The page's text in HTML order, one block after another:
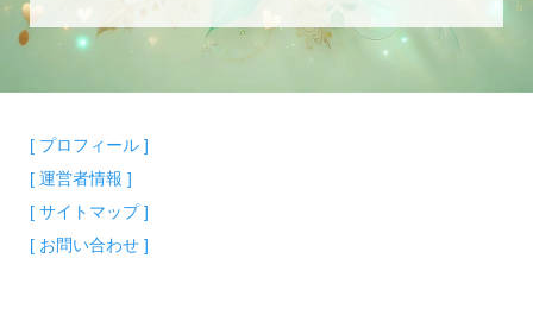
[ プロフィール ]
[ 運営者情報 ]
[ サイトマップ ]
[ お問い合わせ ]